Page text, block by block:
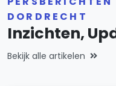
DORDRECHT
Inzichten,
Bekijk alle artikelen